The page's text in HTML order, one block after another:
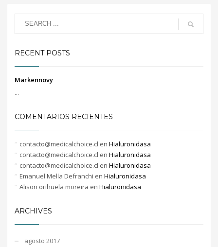
RECENT POSTS
Markennovy
...
COMENTARIOS RECIENTES
contacto@medicalchoice.cl en Hialuronidasa
contacto@medicalchoice.cl en Hialuronidasa
contacto@medicalchoice.cl en Hialuronidasa
Emanuel Mella Defranchi en Hialuronidasa
Alison orihuela moreira en Hialuronidasa
ARCHIVES
agosto 2017